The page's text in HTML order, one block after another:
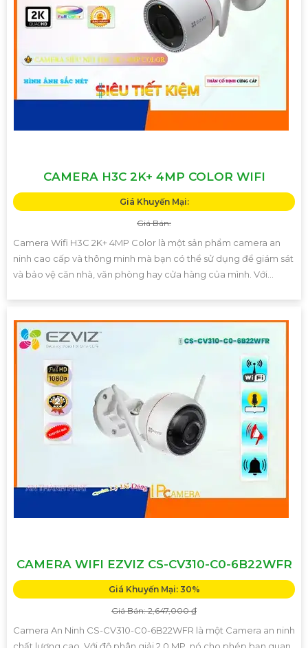
CAMERA H3C 2K+ 4MP COLOR WIFI
Giá Khuyến Mại:
Giá Bán:
Camera Wifi H3C 2K+ 4MP Color là một sản phẩm camera an
ninh cao cấp và thông minh mà bạn có thể sử dụng để giám sát
và bảo vệ căn nhà, văn phòng hay cửa hàng của mình. Với...
CAMERA WIFI EZVIZ CS-CV310-C0-6B22WFR
Giá Khuyến Mại: 30%
Giá Bán: 2,647,000 ₫
Camera An Ninh CS-CV310-C0-6B22WFR là một Camera an ninh
chất lượng cao. Với độ phân giải 2.0 MP, nó cho phép bạn quan